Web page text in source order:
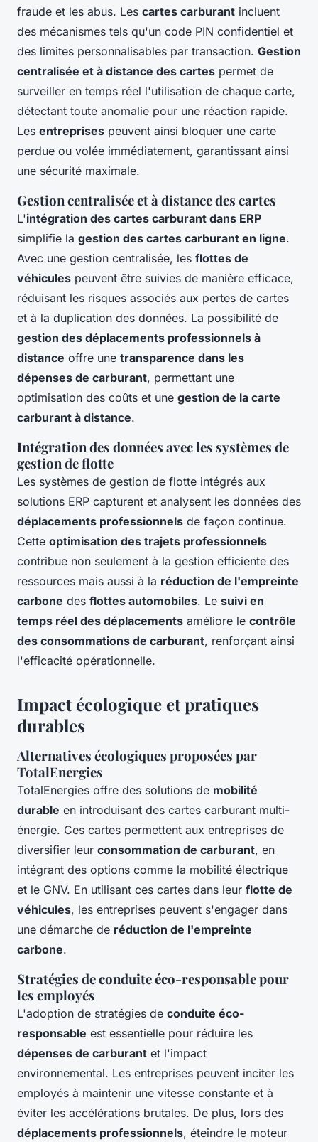
fraude et les abus. Les cartes carburant incluent
des mécanismes tels qu'un code PIN confidentiel et
des limites personnalisables par transaction. Gestion
centralisée et à distance des cartes permet de
surveiller en temps réel l'utilisation de chaque carte,
détectant toute anomalie pour une réaction rapide.
Les entreprises peuvent ainsi bloquer une carte
perdue ou volée immédiatement, garantissant ainsi
une sécurité maximale.
Gestion centralisée et à distance des cartes
L'intégration des cartes carburant dans ERP
simplifie la gestion des cartes carburant en ligne.
Avec une gestion centralisée, les flottes de
véhicules peuvent être suivies de manière efficace,
réduisant les risques associés aux pertes de cartes
et à la duplication des données. La possibilité de
gestion des déplacements professionnels à
distance offre une transparence dans les
dépenses de carburant, permettant une
optimisation des coûts et une gestion de la carte
carburant à distance.
Intégration des données avec les systèmes de
gestion de flotte
Les systèmes de gestion de flotte intégrés aux
solutions ERP capturent et analysent les données des
déplacements professionnels de façon continue.
Cette optimisation des trajets professionnels
contribue non seulement à la gestion efficiente des
ressources mais aussi à la réduction de l'empreinte
carbone des flottes automobiles. Le suivi en
temps réel des déplacements améliore le contrôle
des consommations de carburant, renforçant ainsi
l'efficacité opérationnelle.
Impact écologique et pratiques
durables
Alternatives écologiques proposées par
TotalEnergies
TotalEnergies offre des solutions de mobilité
durable en introduisant des cartes carburant multi-
énergie. Ces cartes permettent aux entreprises de
diversifier leur consommation de carburant, en
intégrant des options comme la mobilité électrique
et le GNV. En utilisant ces cartes dans leur flotte de
véhicules, les entreprises peuvent s'engager dans
une démarche de réduction de l'empreinte
carbone.
Stratégies de conduite éco-responsable pour
les employés
L'adoption de stratégies de conduite éco-
responsable est essentielle pour réduire les
dépenses de carburant et l'impact
environnemental. Les entreprises peuvent inciter les
employés à maintenir une vitesse constante et à
éviter les accélérations brutales. De plus, lors des
déplacements professionnels, éteindre le moteur